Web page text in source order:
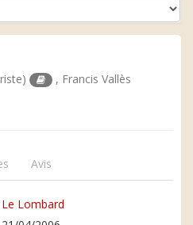
, Francis Vallès
Avis
Le Lombard